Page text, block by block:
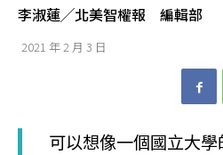
李淑蓮╱北美智權報 編輯部
2021 年 2 月 3 日
可以想像一個國立大